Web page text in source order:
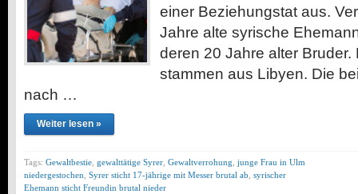
einer Beziehungstat aus.
Jahre alte syrische
deren 20 Jahre alter
stammen aus Libyen. Die
nach …
Weiter lesen »
Tags: Gewaltbestie gewalttätige Syrer Gewaltverrohung junge Frau in Ulm
niedergestochen Syrer sticht 17-jährige mit Messer brutal ab syrischer
Ehemann sticht Freundin brutal nieder